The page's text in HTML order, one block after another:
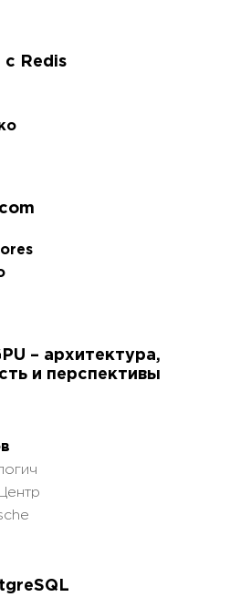
с Redis
– архитектура,
и перспективы